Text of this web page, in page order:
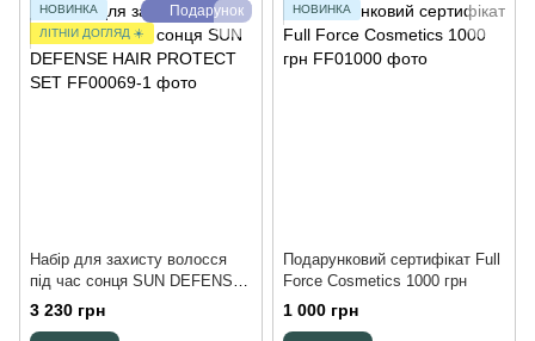
Подарунок
НОВИНКА
ЛІТНІЙ ДОГЛЯД ☀️
Набір для захисту волосся
під час сонця SUN DEFENSE
HAIR PROTECT SET, 480 ml
3 230 грн
НОВИНКА
Подарунковий сертифікат Full
Force Cosmetics 1000 грн
1 000 грн